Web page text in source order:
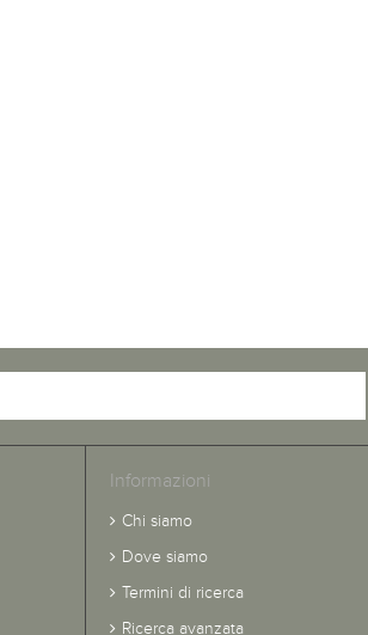
Informazioni
Chi siamo
Dove siamo
Termini di ricerca
Ricerca avanzata